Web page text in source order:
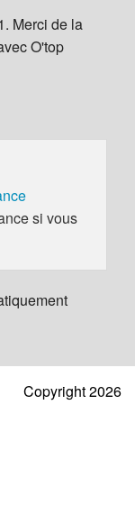
Merci de la
O'top
si vous
Copyright 2026